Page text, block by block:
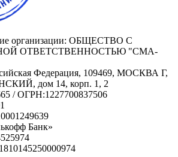
организации: ОБЩЕСТВО С
ОТВЕТСТВЕННОСТЬЮ "СМА-
Федерация, 109469, МОСКВА Г,
дом 14, корп. 1, 2
/ ОГРН:1227700837506
Банк»